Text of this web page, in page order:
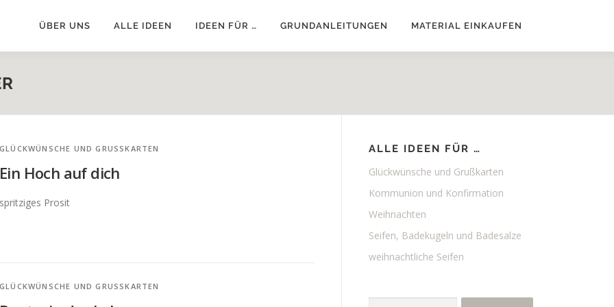
ÜBER UNS ALLE IDEEN IDEEN FÜR … GRUNDANLEITUNGEN MATERIAL EINKAUFEN
GLÜCKWÜNSCHE UND GRUSSKARTEN
Ein Hoch auf dich
spritziges Prosit
GLÜCKWÜNSCHE UND GRUSSKARTEN
ALLE IDEEN FÜR …
Glückwünsche und Grußkarten
Kommunion und Konfirmation
Weihnachten
Seifen, Badekugeln und Badesalze
weihnachtliche Seifen